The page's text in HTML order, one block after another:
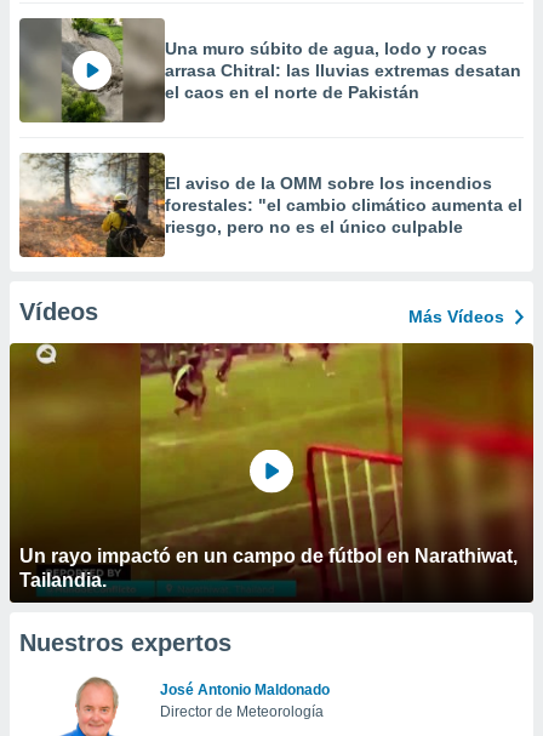
Una muro súbito de agua, lodo y rocas
arrasa Chitral: las lluvias extremas desatan
el caos en el norte de Pakistán
El aviso de la OMM sobre los incendios
forestales: "el cambio climático aumenta el
riesgo, pero no es el único culpable
Vídeos Más Vídeos
Un rayo impactó en un campo de fútbol en Narathiwat,
Tailandia.
Nuestros expertos
José Antonio Maldonado
Director de Meteorología